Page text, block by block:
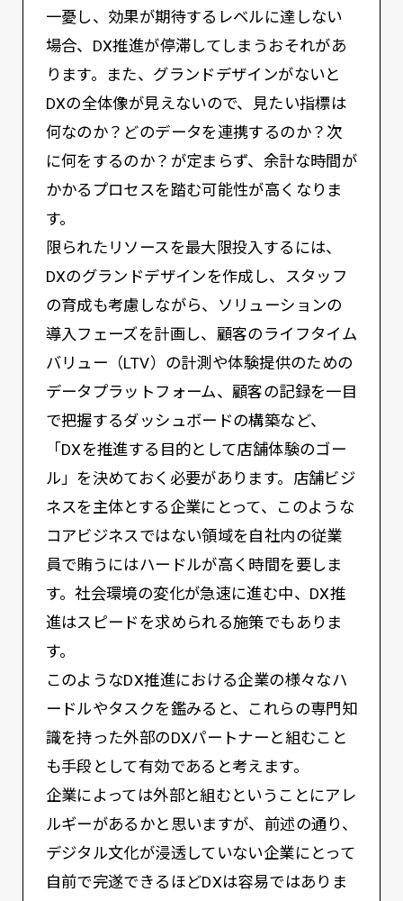
一憂し、効果が期待するレベルに達しない
場合、DX推進が停滞してしまうおそれがあ
ります。また、グランドデザインがないと
DXの全体像が見えないので、見たい指標は
何なのか？どのデータを連携するのか？次
に何をするのか？が定まらず、余計な時間が
かかるプロセスを踏む可能性が高くなりま
す。
限られたリソースを最大限投入するには、
DXのグランドデザインを作成し、スタッフ
の育成も考慮しながら、ソリューションの
導入フェーズを計画し、顧客のライフタイム
バリュー（LTV）の計測や体験提供のための
データプラットフォーム、顧客の記録を一目
で把握するダッシュボードの構築など、
「DXを推進する目的として店舗体験のゴー
ル」を決めておく必要があります。店舗ビジ
ネスを主体とする企業にとって、このような
コアビジネスではない領域を自社内の従業
員で賄うにはハードルが高く時間を要しま
す。社会環境の変化が急速に進む中、DX推
進はスピードを求められる施策でもありま
す。
このようなDX推進における企業の様々なハ
ードルやタスクを鑑みると、これらの専門知
識を持った外部のDXパートナーと組むこと
も手段として有効であると考えます。
企業によっては外部と組むということにアレ
ルギーがあるかと思いますが、前述の通り、
デジタル文化が浸透していない企業にとって
自前で完遂できるほどDXは容易ではありま